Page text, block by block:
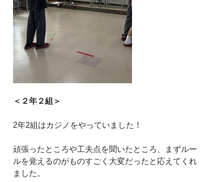
＜２年２組＞
2年2組はカジノをやっていました！
頑張ったところや工夫点を聞いたところ、まずルー
ルを覚えるのがものすごく大変だったと応えてくれ
ました。